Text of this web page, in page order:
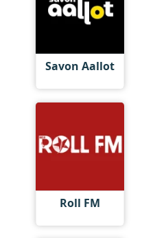
Savon Aallot
Roll FM